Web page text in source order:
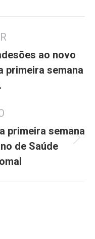
ao novo
primeira semana
primeira semana
de Saúde